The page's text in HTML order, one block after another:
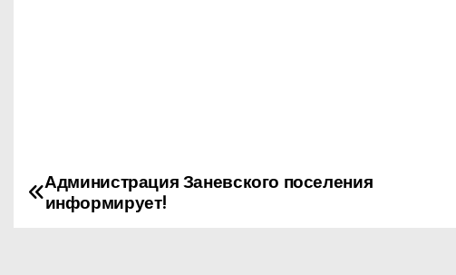
Н️Администрация Заневского поселения
информирует!